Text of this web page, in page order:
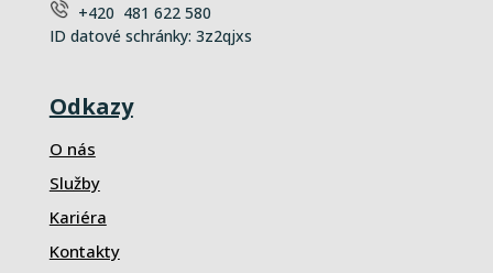
+420 481 622 580
ID datové schránky: 3z2qjxs
Odkazy
O nás
Služby
Kariéra
Kontakty